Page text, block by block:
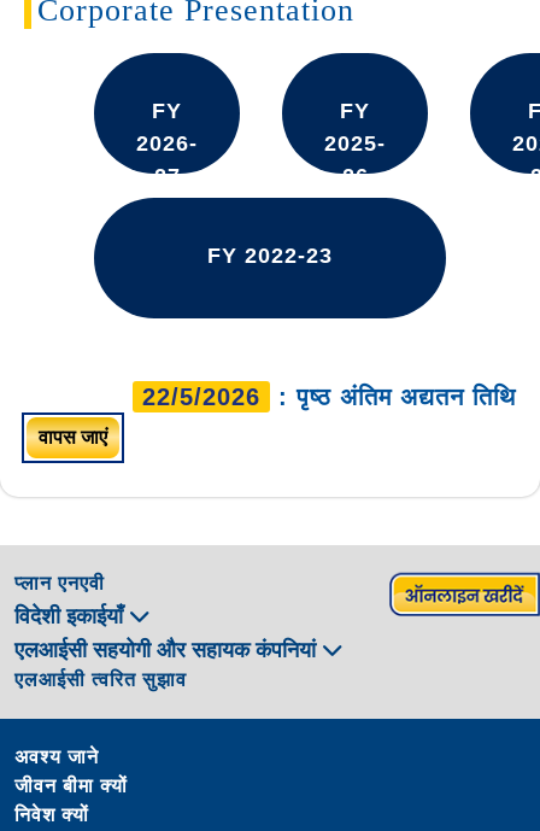
Corporate Presentation
FY
2026-
27
FY
2025-
26
FY 2022-23
22/5/2026 : पृष्ठ अंतिम अद्यतन तिथि
वापस जाएं
प्लान एनएवी
विदेशी इकाईयाँ
एलआईसी सहयोगी और सहायक कंपनियां
एलआईसी त्वरित सुझाव
अवश्य जाने
जीवन बीमा क्यों
निवेश क्यों